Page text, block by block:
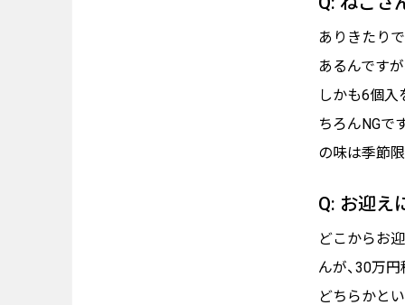
ありきたり
あるんです
しかも6個入
ちろんNGで
の味は季節限
Q: お迎え
どこからお
んが、30万
どちらかと